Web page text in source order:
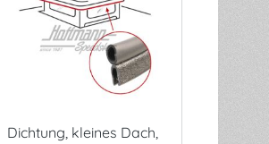
Dichtung, kleines Dach,